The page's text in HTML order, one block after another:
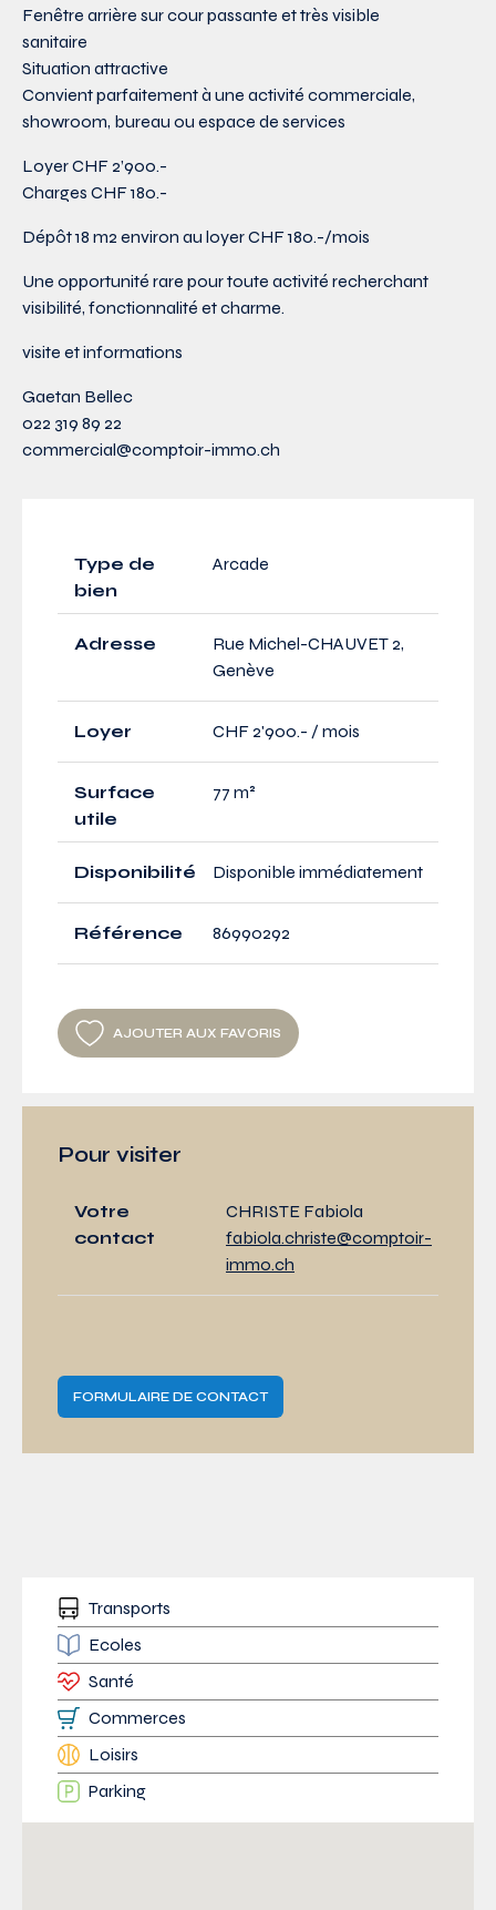
Fenêtre arrière sur cour passante et très visible
sanitaire
Situation attractive
Convient parfaitement à une activité commerciale,
showroom, bureau ou espace de services
Loyer CHF 2’900.-
Charges CHF 180.-
Dépôt 18 m2 environ au loyer CHF 180.-/mois
Une opportunité rare pour toute activité recherchant
visibilité, fonctionnalité et charme.
visite et informations
Gaetan Bellec
022 319 89 22
commercial@comptoir-immo.ch
Type de
bien
Arcade
Adresse
Rue Michel-CHAUVET 2,
Genève
Loyer CHF 2'900.- / mois
Surface
utile
77 m²
Disponibilité Disponible immédiatement
Référence 86990292
AJOUTER AUX FAVORIS
Pour visiter
Votre
contact
CHRISTE Fabiola
fabiola.christe@comptoir-
immo.ch
FORMULAIRE DE CONTACT
Transports
Ecoles
Santé
Commerces
Loisirs
Parking